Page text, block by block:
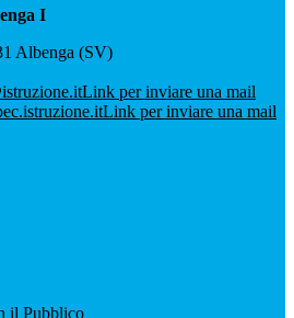
I
Albenga (SV)
Link per inviare una mail
Link per inviare una mail
il Pubblico